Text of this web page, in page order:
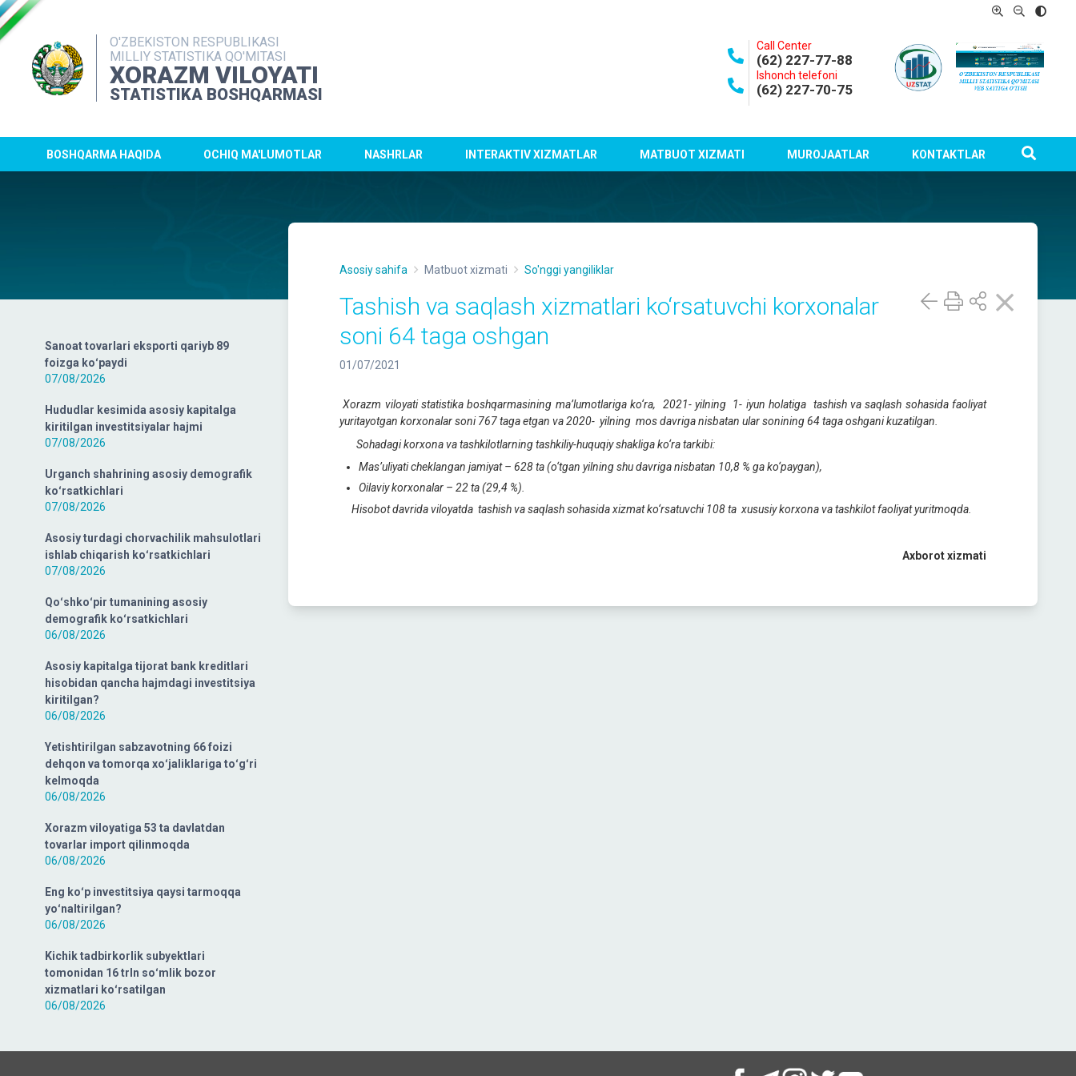
O'ZBEKISTON RESPUBLIKASI
MILLIY STATISTIKA QO'MITASI
XORAZM VILOYATI
STATISTIKA BOSHQARMASI
Call Center
(62) 227-77-88
Ishonch telefoni
(62) 227-70-75
BOSHQARMA HAQIDA OCHIQ MA'LUMOTLAR NASHRLAR INTERAKTIV XIZMATLAR MATBUOT XIZMATI MUROJAATLAR KONTAKTLAR
Sanoat tovarlari eksporti qariyb 89
foizga koʻpaydi
07/08/2026
Hududlar kesimida asosiy kapitalga
kiritilgan investitsiyalar hajmi
07/08/2026
Urganch shahrining asosiy demografik
koʻrsatkichlari
07/08/2026
Asosiy turdagi chorvachilik mahsulotlari
ishlab chiqarish koʻrsatkichlari
07/08/2026
Qoʻshkoʻpir tumanining asosiy
demografik koʻrsatkichlari
06/08/2026
Asosiy kapitalga tijorat bank kreditlari
hisobidan qancha hajmdagi investitsiya
kiritilgan?
06/08/2026
Yetishtirilgan sabzavotning 66 foizi
dehqon va tomorqa xoʻjaliklariga toʻgʻri
kelmoqda
06/08/2026
Xorazm viloyatiga 53 ta davlatdan
tovarlar import qilinmoqda
06/08/2026
Eng koʻp investitsiya qaysi tarmoqqa
yoʻnaltirilgan?
06/08/2026
Kichik tadbirkorlik subyektlari
tomonidan 16 trln soʻmlik bozor
xizmatlari koʻrsatilgan
06/08/2026
Asosiy sahifa Matbuot xizmati So'nggi yangiliklar
Tashish va saqlash xizmatlari ko‘rsatuvchi korxonalar
soni 64 taga oshgan
01/07/2021
Xorazm viloyati statistika boshqarmasining ma’lumotlariga ko‘ra, 2021- yilning 1- iyun holatiga tashish va saqlash sohasida faoliyat
yuritayotgan korxonalar soni 767 taga etgan va 2020- yilning mos davriga nisbatan ular sonining 64 taga oshgani kuzatilgan.
Sohadagi korxona va tashkilotlarning tashkiliy-huquqiy shakliga ko‘ra tarkibi:
Mas’uliyati cheklangan jamiyat – 628 ta (o‘tgan yilning shu davriga nisbatan 10,8 % ga ko‘paygan),
Oilaviy korxonalar – 22 ta (29,4 %).
Hisobot davrida viloyatda tashish va saqlash sohasida xizmat ko‘rsatuvchi 108 ta xususiy korxona va tashkilot faoliyat yuritmoqda.
Axborot xizmati